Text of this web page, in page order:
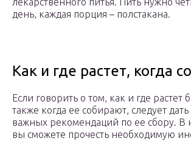
день, каждая порция – полстакана.
Как и где растет, когда
Если говорить о том, как и где растет
также когда ее собирают, следует
важных рекомендаций по ее сбору. В
вы сможете прочесть необходимую